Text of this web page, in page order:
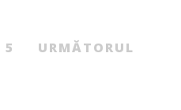
5 URMĂTORUL